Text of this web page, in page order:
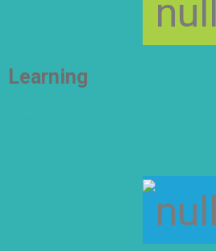
Learning